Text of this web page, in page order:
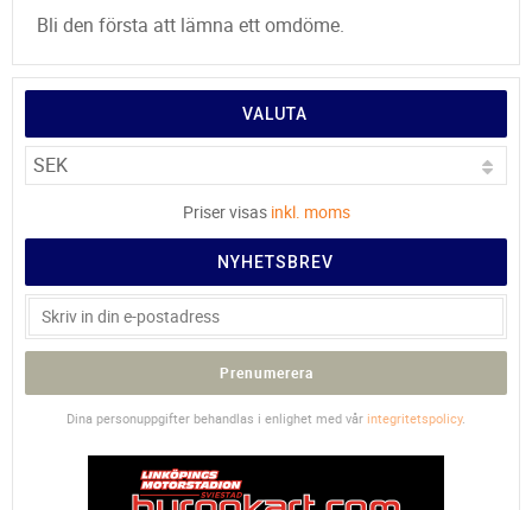
Bli den första att lämna ett omdöme.
VALUTA
Priser visas inkl. moms
NYHETSBREV
Prenumerera
Dina personuppgifter behandlas i enlighet med vår integritetspolicy.